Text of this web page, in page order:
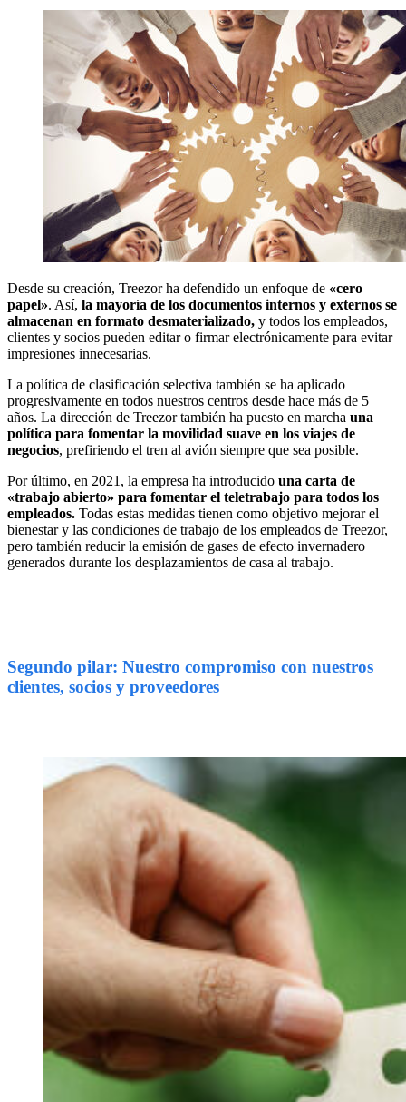
Desde su creación, Treezor ha defendido un enfoque de «cero
papel». Así, la mayoría de los documentos internos y externos se
almacenan en formato desmaterializado, y todos los empleados,
clientes y socios pueden editar o firmar electrónicamente para evitar
impresiones innecesarias.
La política de clasificación selectiva también se ha aplicado
progresivamente en todos nuestros centros desde hace más de 5
años. La dirección de Treezor también ha puesto en marcha una
política para fomentar la movilidad suave en los viajes de
negocios, prefiriendo el tren al avión siempre que sea posible.
Por último, en 2021, la empresa ha introducido una carta de
«trabajo abierto» para fomentar el teletrabajo para todos los
empleados. Todas estas medidas tienen como objetivo mejorar el
bienestar y las condiciones de trabajo de los empleados de Treezor,
pero también reducir la emisión de gases de efecto invernadero
generados durante los desplazamientos de casa al trabajo.
Segundo pilar: Nuestro compromiso con nuestros
clientes, socios y proveedores